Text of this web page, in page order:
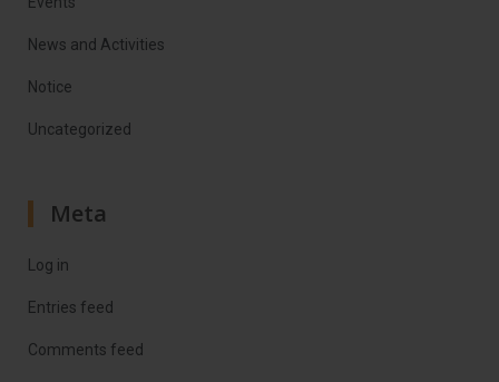
News and Activities
Notice
Uncategorized
Meta
Log in
Entries feed
Comments feed